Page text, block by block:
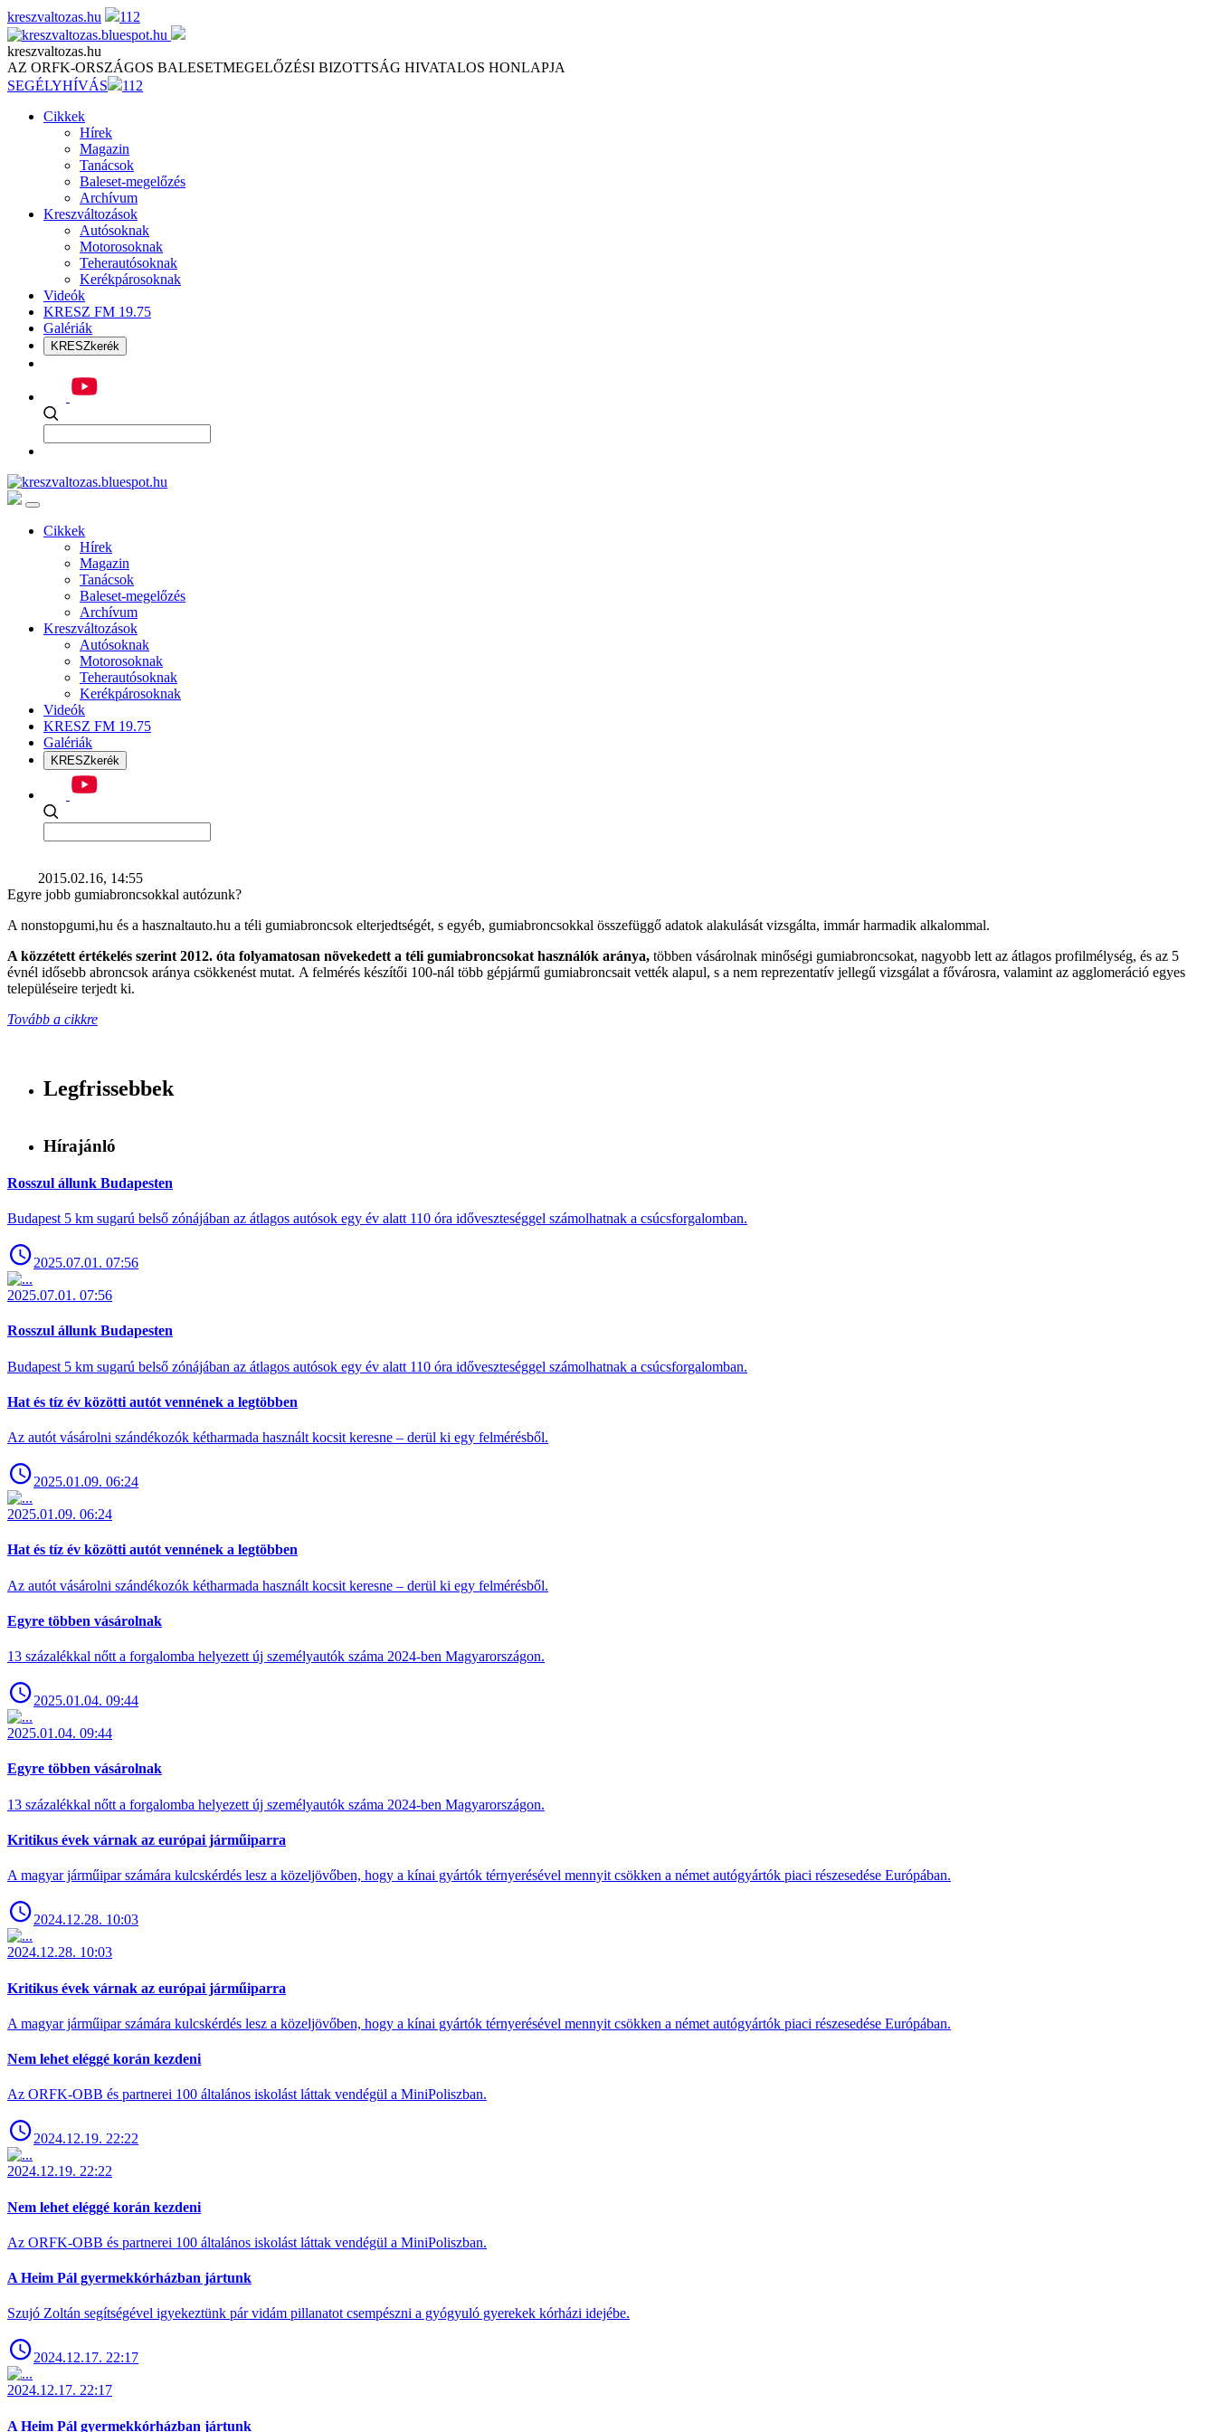
Skip
to
content
kreszvaltozas.hu 112
kreszvaltozas.hu
AZ ORFK-ORSZÁGOS BALESETMEGELŐZÉSI BIZOTTSÁG HIVATALOS HONLAPJA
SEGÉLYHÍVÁS
112
Cikkek
Hírek
Magazin
Tanácsok
Baleset-megelőzés
Archívum
Kreszváltozások
Autósoknak
Motorosoknak
Teherautósoknak
Kerékpárosoknak
Videók
KRESZ FM 19.75
Galériák
KRESZkerék
Cikkek
Hírek
Magazin
Tanácsok
Baleset-megelőzés
Archívum
Kreszváltozások
Autósoknak
Motorosoknak
Teherautósoknak
Kerékpárosoknak
Videók
KRESZ FM 19.75
Galériák
KRESZkerék
2015.02.16, 14:55
Egyre jobb gumiabroncsokkal autózunk?
A nonstopgumi,hu és a hasznaltauto.hu a téli gumiabroncsok elterjedtségét, s egyéb, gumiabroncsokkal összefüggő adatok alakulását vizsgálta, immár harmadik alkalommal.
A közzétett értékelés szerint 2012. óta folyamatosan növekedett a téli gumiabroncsokat használók aránya, többen vásárolnak minőségi gumiabroncsokat, nagyobb lett az átlagos profilmélység, és az 5
évnél idősebb abroncsok aránya csökkenést mutat. A felmérés készítői 100-nál több gépjármű gumiabroncsait vették alapul, s a nem reprezentatív jellegű vizsgálat a fővárosra, valamint az agglomeráció egyes
településeire terjedt ki.
Tovább a cikkre
Legfrissebbek
Hírajánló
Rosszul állunk Budapesten
Budapest 5 km sugarú belső zónájában az átlagos autósok egy év alatt 110 óra időveszteséggel számolhatnak a csúcsforgalomban.
2025.07.01. 07:56
2025.07.01. 07:56
Rosszul állunk Budapesten
Budapest 5 km sugarú belső zónájában az átlagos autósok egy év alatt 110 óra időveszteséggel számolhatnak a csúcsforgalomban.
Hat és tíz év közötti autót vennének a legtöbben
Az autót vásárolni szándékozók kétharmada használt kocsit keresne – derül ki egy felmérésből.
2025.01.09. 06:24
2025.01.09. 06:24
Hat és tíz év közötti autót vennének a legtöbben
Az autót vásárolni szándékozók kétharmada használt kocsit keresne – derül ki egy felmérésből.
Egyre többen vásárolnak
13 százalékkal nőtt a forgalomba helyezett új személyautók száma 2024-ben Magyarországon.
2025.01.04. 09:44
2025.01.04. 09:44
Egyre többen vásárolnak
13 százalékkal nőtt a forgalomba helyezett új személyautók száma 2024-ben Magyarországon.
Kritikus évek várnak az európai járműiparra
A magyar járműipar számára kulcskérdés lesz a közeljövőben, hogy a kínai gyártók térnyerésével mennyit csökken a német autógyártók piaci részesedése Európában.
2024.12.28. 10:03
2024.12.28. 10:03
Kritikus évek várnak az európai járműiparra
A magyar járműipar számára kulcskérdés lesz a közeljövőben, hogy a kínai gyártók térnyerésével mennyit csökken a német autógyártók piaci részesedése Európában.
Nem lehet eléggé korán kezdeni
Az ORFK-OBB és partnerei 100 általános iskolást láttak vendégül a MiniPoliszban.
2024.12.19. 22:22
2024.12.19. 22:22
Nem lehet eléggé korán kezdeni
Az ORFK-OBB és partnerei 100 általános iskolást láttak vendégül a MiniPoliszban.
A Heim Pál gyermekkórházban jártunk
Szujó Zoltán segítségével igyekeztünk pár vidám pillanatot csempészni a gyógyuló gyerekek kórházi idejébe.
2024.12.17. 22:17
2024.12.17. 22:17
A Heim Pál gyermekkórházban jártunk